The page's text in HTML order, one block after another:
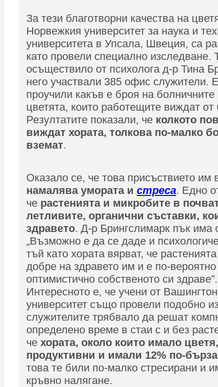
За тези благотворни качества на
Норвежкия университет за наука и
университета в Упсала, Швеция, са
като провели специално изследване.
осъществило от психолога д-р Тина
него участвали 385 офис служители.
проучили какъв е броя на
цветята, които работещите виждат
Резултатите показали, че колкото
виждат хората, толкова по-малко
вземат.
Оказало се, че това присъствието им
намалява умората и стреса. Едно
че растенията и микробите в
летливите, органични съставки,
здравето. Д-р Брингслимарк пък има
„Възможно е да се даде и
тъй като хората вярват, че
добре на здравето им и е по-
оптимистично собственото си здраве”.
Интересното е, че учени от
университет също провели подобно
служителите трябвало да решат
определено време в стаи с и без
че хората, около които имало
продуктивни и имали 12% по-
това те били по-малко стресирани и
кръвно налягане.